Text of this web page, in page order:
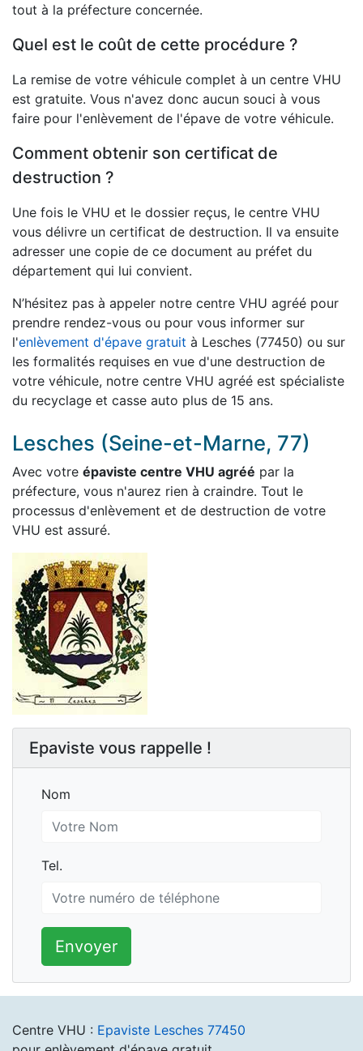
tout à la préfecture concernée.
Quel est le coût de cette procédure ?
La remise de votre véhicule complet à un centre VHU
est gratuite. Vous n'avez donc aucun souci à vous
faire pour l'enlèvement de l'épave de votre véhicule.
Comment obtenir son certificat de
destruction ?
Une fois le VHU et le dossier reçus, le centre VHU
vous délivre un certificat de destruction. Il va ensuite
adresser une copie de ce document au préfet du
département qui lui convient.
N’hésitez pas à appeler notre centre VHU agréé pour
prendre rendez-vous ou pour vous informer sur
l'enlèvement d'épave gratuit à Lesches (77450) ou sur
les formalités requises en vue d'une destruction de
votre véhicule, notre centre VHU agréé est spécialiste
du recyclage et casse auto plus de 15 ans.
Lesches (Seine-et-Marne, 77)
Avec votre épaviste centre VHU agréé par la
préfecture, vous n'aurez rien à craindre. Tout le
processus d'enlèvement et de destruction de votre
VHU est assuré.
Epaviste vous rappelle !
Nom
Nom
Tel.
Tel.
Envoyer
Centre VHU : Epaviste Lesches 77450